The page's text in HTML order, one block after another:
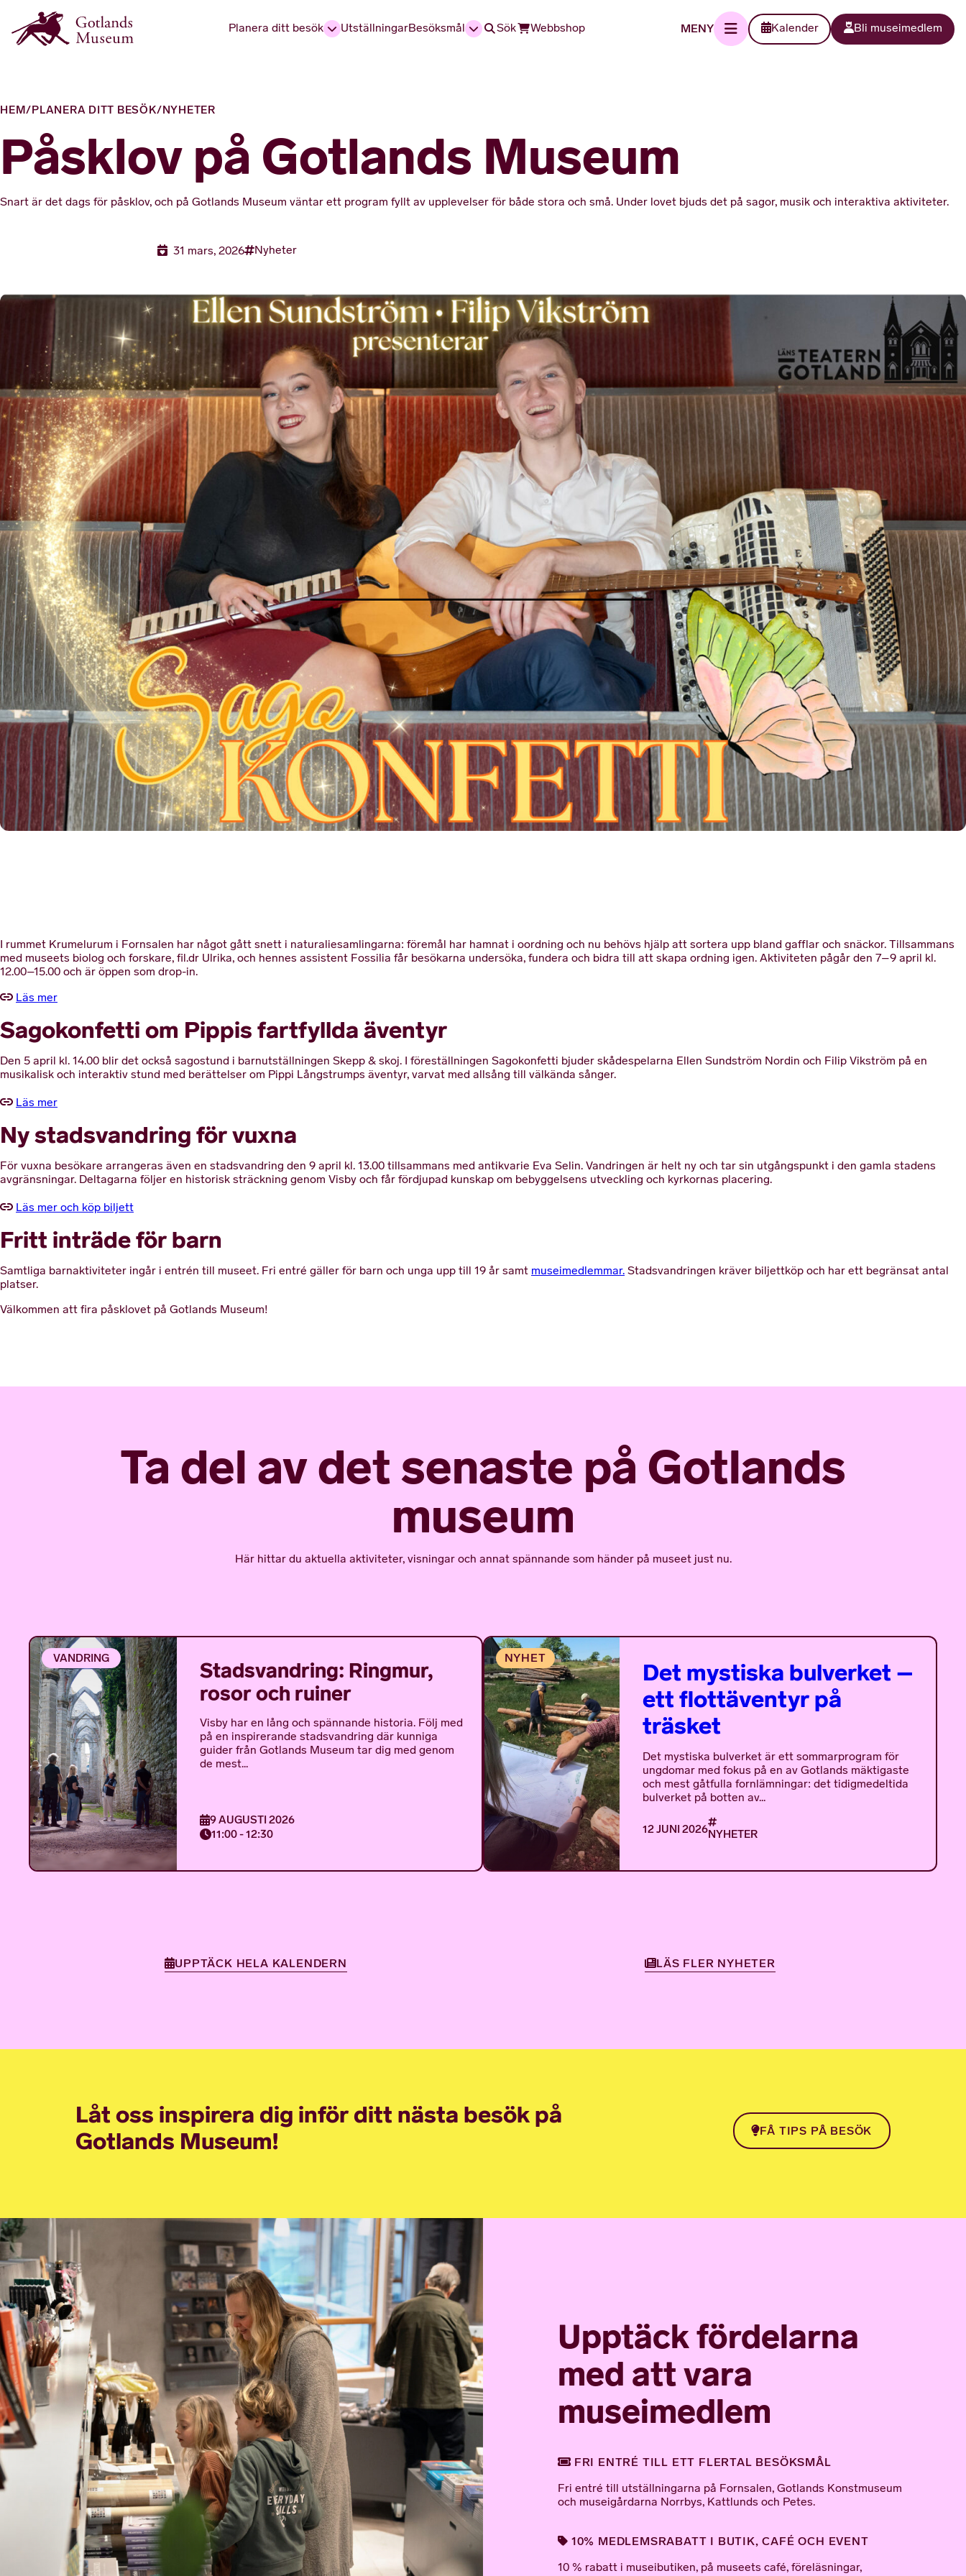
Planera ditt besök UtställningarBesöksmål Sök Webbshop MENY Kalender Bli museimedlem
HEM/PLANERA DITT BESÖK/NYHETER
Påsklov på Gotlands Museum
Snart är det dags för påsklov, och på Gotlands Museum väntar ett program fyllt av upplevelser för både stora och små. Under lovet bjuds det på sagor, musik och interaktiva aktiviteter.
31 mars, 2026 Nyheter
I rummet Krumelurum i Fornsalen har något gått snett i naturaliesamlingarna: föremål har hamnat i oordning och nu behövs hjälp att sortera upp bland gafflar och snäckor. Tillsammans
med museets biolog och forskare, fil.dr Ulrika, och hennes assistent Fossilia får besökarna undersöka, fundera och bidra till att skapa ordning igen. Aktiviteten pågår den 7–9 april kl.
12.00–15.00 och är öppen som drop-in.
Läs mer
Sagokonfetti om Pippis fartfyllda äventyr
Den 5 april kl. 14.00 blir det också sagostund i barnutställningen Skepp & skoj. I föreställningen Sagokonfetti bjuder skådespelarna Ellen Sundström Nordin och Filip Vikström på en
musikalisk och interaktiv stund med berättelser om Pippi Långstrumps äventyr, varvat med allsång till välkända sånger.
Läs mer
Ny stadsvandring för vuxna
För vuxna besökare arrangeras även en stadsvandring den 9 april kl. 13.00 tillsammans med antikvarie Eva Selin. Vandringen är helt ny och tar sin utgångspunkt i den gamla stadens
avgränsningar. Deltagarna följer en historisk sträckning genom Visby och får fördjupad kunskap om bebyggelsens utveckling och kyrkornas placering.
Läs mer och köp biljett
Fritt inträde för barn
Samtliga barnaktiviteter ingår i entrén till museet. Fri entré gäller för barn och unga upp till 19 år samt museimedlemmar. Stadsvandringen kräver biljettköp och har ett begränsat antal
platser.
Välkommen att fira påsklovet på Gotlands Museum!
Ta del av det senaste på Gotlands
museum
Här hittar du aktuella aktiviteter, visningar och annat spännande som händer på museet just nu.
VANDRING
Stadsvandring: Ringmur,
rosor och ruiner
Visby har en lång och spännande historia. Följ med
på en inspirerande stadsvandring där kunniga
guider från Gotlands Museum tar dig med genom
de mest...
9 AUGUSTI 2026
11:00 - 12:30
UPPTÄCK HELA KALENDERN
Det mystiska bulverket –
ett flottäventyr på
träsket
Det mystiska bulverket är ett sommarprogram för
ungdomar med fokus på en av Gotlands mäktigaste
och mest gåtfulla fornlämningar: det tidigmedeltida
bulverket på botten av...
12 JUNI 2026NYHETER
LÄS FLER NYHETER
Låt oss inspirera dig inför ditt nästa besök på
Gotlands Museum!
FÅ TIPS PÅ BESÖK
Upptäck fördelarna
med att vara
museimedlem
FRI ENTRÉ TILL ETT FLERTAL BESÖKSMÅL
Fri entré till utställningarna på Fornsalen, Gotlands Konstmuseum
och museigårdarna Norrbys, Kattlunds och Petes.
10% MEDLEMSRABATT I BUTIK, CAFÉ OCH EVENT
10 % rabatt i museibutiken, på museets café, föreläsningar,